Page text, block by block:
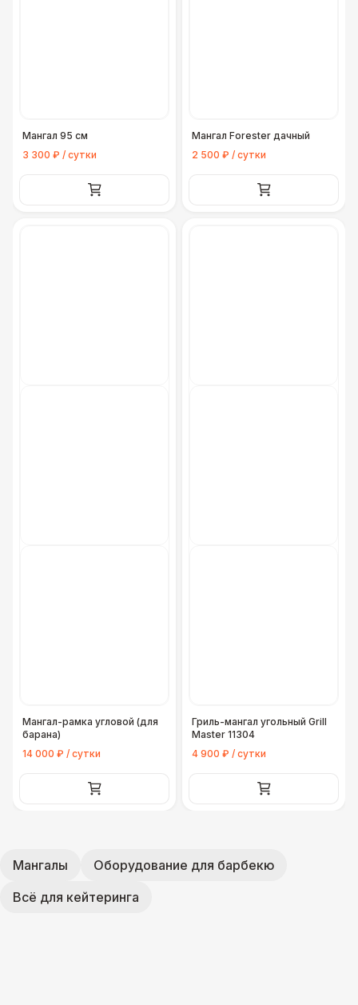
Мангал 95 см
3 300 ₽ / сутки
Мангал Forester дачный
2 500 ₽ / сутки
Мангал-рамка угловой (для
барана)
14 000 ₽ / сутки
Гриль-мангал угольный Grill
Master 11304
4 900 ₽ / сутки
Мангалы
Оборудование для барбекю
Всё для кейтеринга